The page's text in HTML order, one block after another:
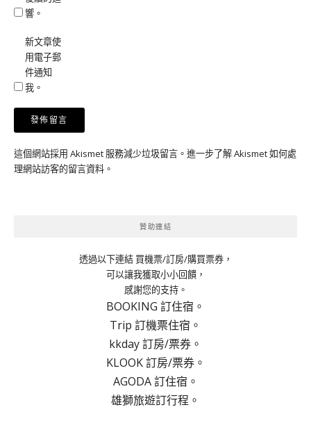
響。
新文章使
用電子郵
件通知
我。
這個網站採用 Akismet 服務減少垃圾留言。 進一步了解 Akismet 如何處
理網站訪客的留言資料 。
贊助連結
透過以下連結 買機票/訂房/購買票券，
可以讓我獲取小小回饋，
感謝您的支持。
BOOKING 訂住宿。
Trip 訂機票住宿。
kkday 訂房/票券。
KLOOK 訂房/票券。
AGODA 訂住宿。
雄獅旅遊訂行程。